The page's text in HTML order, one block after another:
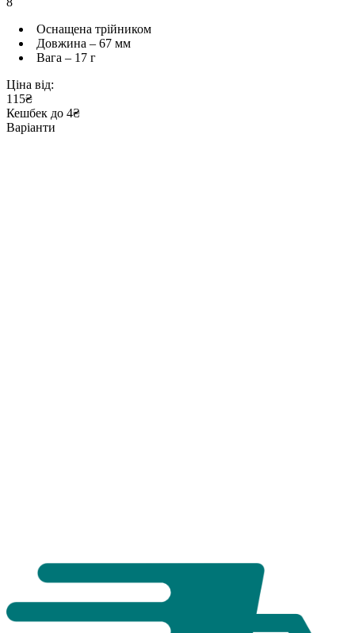
Оснащена трійником
Довжина – 67 мм
Вага – 17 г
Ціна від:
115₴
Кешбек до 4₴
Варіанти